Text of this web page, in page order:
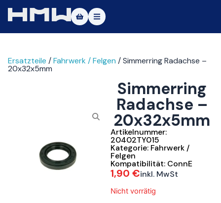
Über uns
Fahrzeuge
Testfahrt
Service
Kontakt
|EN
Ersatzteile /Fahrwerk / Felgen / Simmerring Radachse –
20x32x5mm
Simmerring
Radachse –
20x32x5mm
Artikelnummer:
20402TY015
Kategorie: Fahrwerk /
Felgen
Kompatibilität: ConnE
1,90 €inkl. MwSt
Nicht vorrätig